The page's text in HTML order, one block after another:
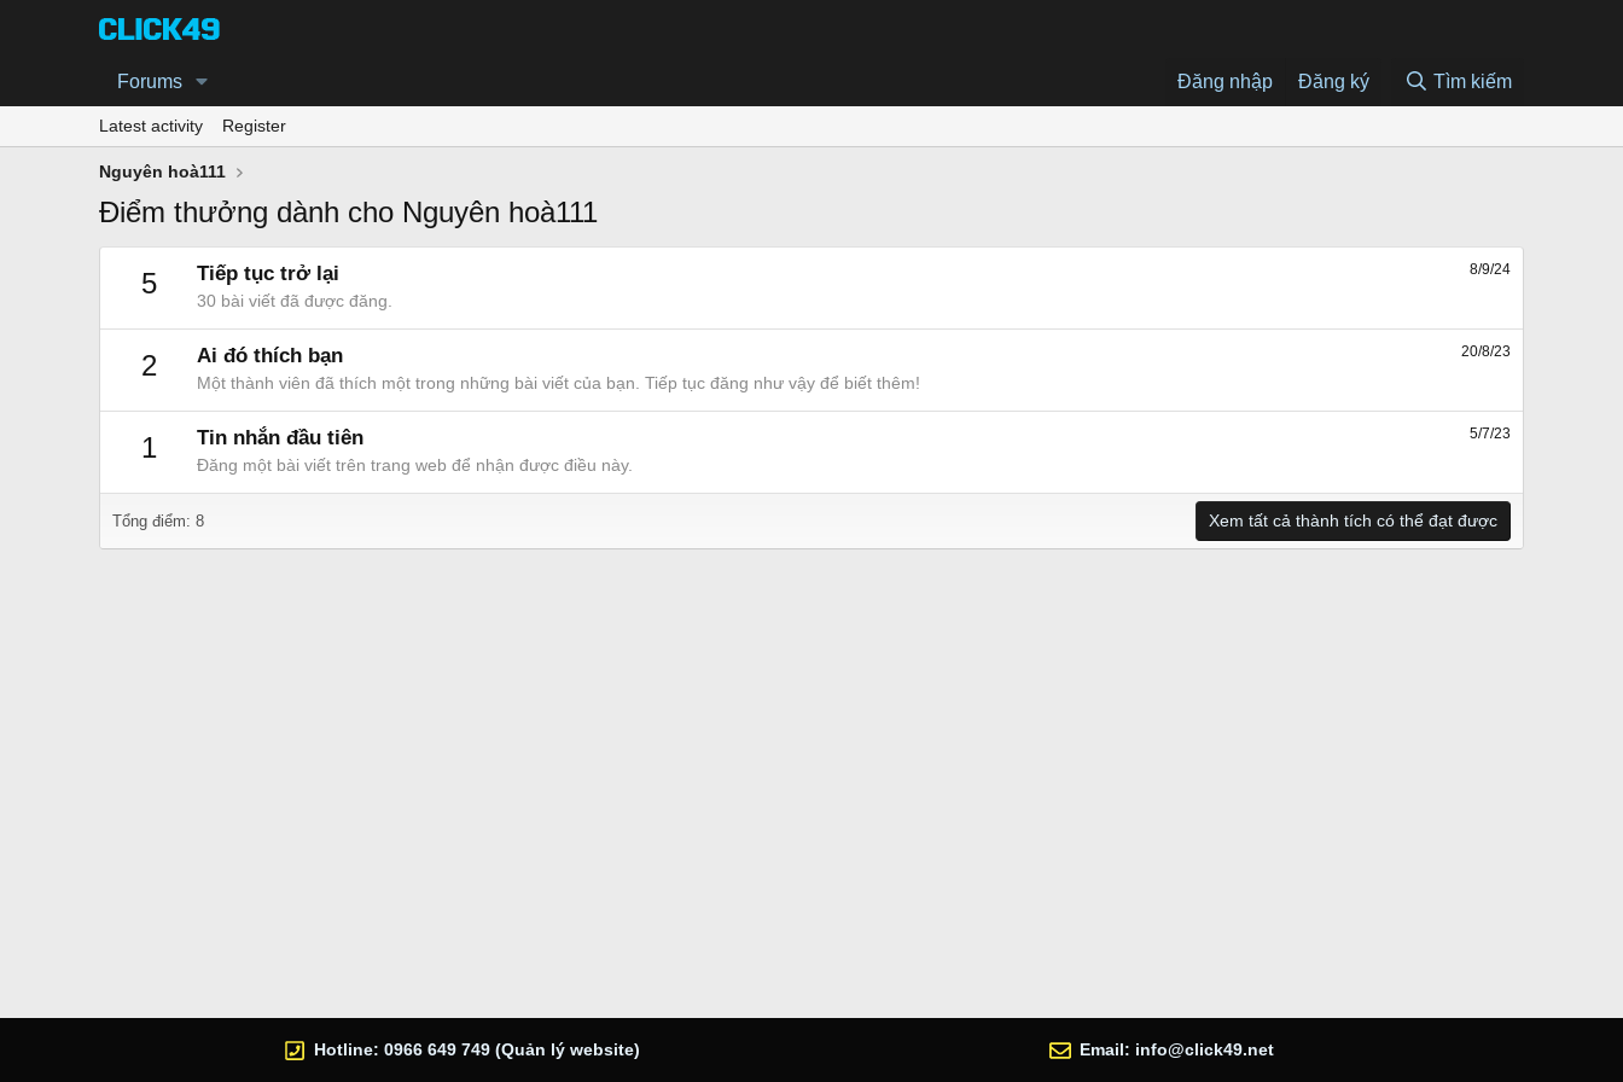
Forums Đăng nhập Đăng ký Tìm kiếm
Latest activity Register
Nguyên hoà111
Điểm thưởng dành cho Nguyên hoà111
5 8/9/24
Tiếp tục trở lại
30 bài viết đã được đăng.
2 20/8/23
Ai đó thích bạn
Một thành viên đã thích một trong những bài viết của bạn. Tiếp tục đăng như vậy để biết thêm!
1 5/7/23
Tin nhắn đầu tiên
Đăng một bài viết trên trang web để nhận được điều này.
Tổng điểm: 8 Xem tất cả thành tích có thể đạt được
Hotline: 0966 649 749 (Quản lý website) Email: info@click49.net